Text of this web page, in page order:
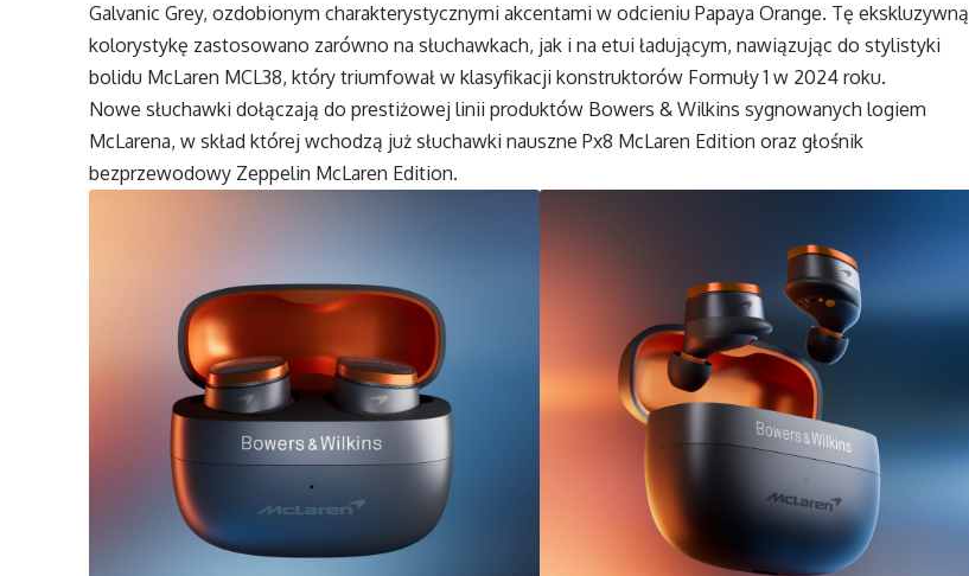
Galvanic Grey, ozdobionym charakterystycznymi akcentami w odcieniu Papaya Orange. Tę ekskluzywną
kolorystykę zastosowano zarówno na słuchawkach, jak i na etui ładującym, nawiązując do stylistyki
bolidu McLaren MCL38, który triumfował w klasyfikacji konstruktorów Formuły 1 w 2024 roku.
Nowe słuchawki dołączają do prestiżowej linii produktów Bowers & Wilkins sygnowanych logiem
McLarena, w skład której wchodzą już słuchawki nauszne Px8 McLaren Edition oraz głośnik
bezprzewodowy Zeppelin McLaren Edition.